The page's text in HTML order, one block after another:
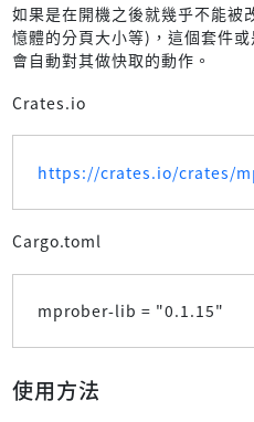
如果是在開機之後就幾乎不能被
憶體的分頁大小等)，這個套件
會自動對其做快取的動作。
Crates.io
https://crates.io/crates/
Cargo.toml
mprober-lib = "0.1.15"
使用方法